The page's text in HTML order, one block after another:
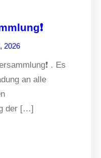
2026
. Es
an alle
der […]